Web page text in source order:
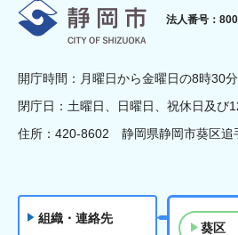
静岡市
法人番号：
開庁時間：月曜日から金曜日の8時30
閉庁日：土曜日、日曜日、祝休日及び
住所：420-8602 静岡県静岡市葵区追
組織・連絡先
葵区